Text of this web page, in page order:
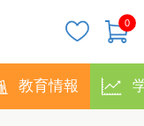
0
教育情報